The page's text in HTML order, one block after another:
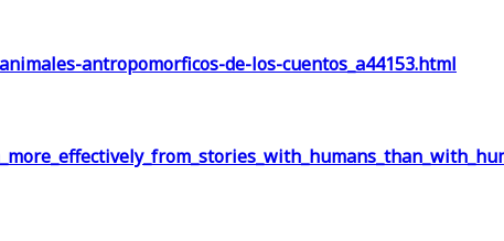
antropomorficos-de-los-cuentos_a44153.html